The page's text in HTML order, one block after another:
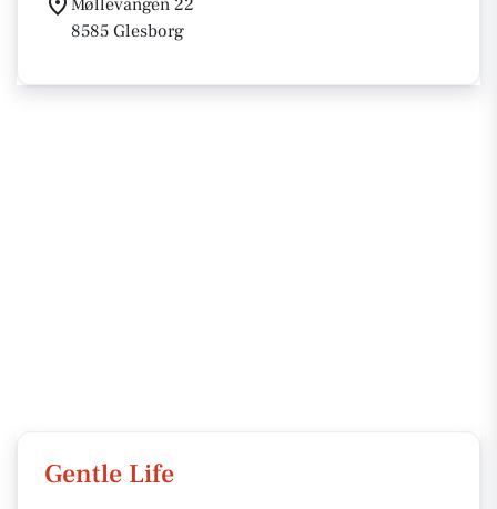
Møllevangen 22
8585 Glesborg
Gentle Life